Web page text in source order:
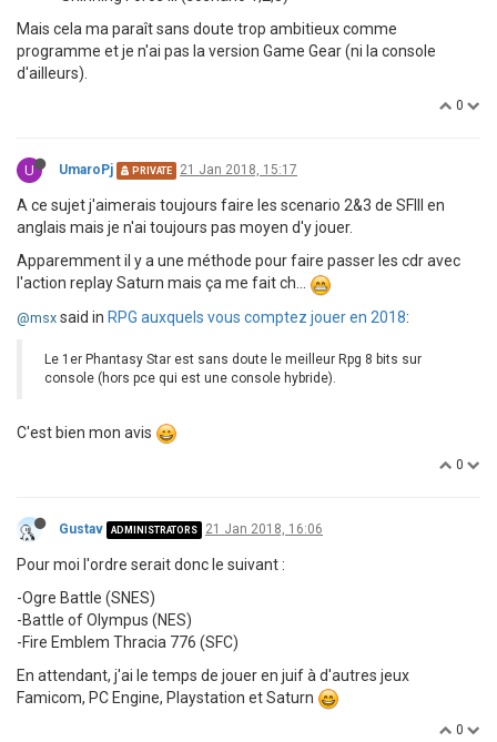
Mais cela ma paraît sans doute trop ambitieux comme
programme et je n'ai pas la version Game Gear (ni la console
d'ailleurs).
0
U UmaroPj PRIVATE 21 Jan 2018, 15:17
A ce sujet j'aimerais toujours faire les scenario 2&3 de SFIII en
anglais mais je n'ai toujours pas moyen d'y jouer.
Apparemment il y a une méthode pour faire passer les cdr avec
l'action replay Saturn mais ça me fait ch...
@msx said in RPG auxquels vous comptez jouer en 2018:
Le 1er Phantasy Star est sans doute le meilleur Rpg 8 bits sur
console (hors pce qui est une console hybride).
C'est bien mon avis
0
Gustav ADMINISTRATORS 21 Jan 2018, 16:06
Pour moi l'ordre serait donc le suivant :
-Ogre Battle (SNES)
-Battle of Olympus (NES)
-Fire Emblem Thracia 776 (SFC)
En attendant, j'ai le temps de jouer en juif à d'autres jeux
Famicom, PC Engine, Playstation et Saturn
0